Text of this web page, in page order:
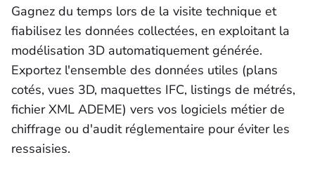
Gagnez du temps lors de la visite technique et
fiabilisez les données collectées, en exploitant la
modélisation 3D automatiquement générée.
Exportez l'ensemble des données utiles (plans
cotés, vues 3D, maquettes IFC, listings de métrés,
fichier XML ADEME) vers vos logiciels métier de
chiffrage ou d'audit réglementaire pour éviter les
ressaisies.